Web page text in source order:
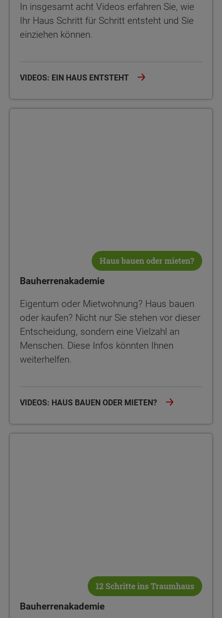
In insgesamt acht Videos erfahren Sie, wie
Ihr Haus Schritt für Schritt entsteht und Sie
einziehen können.
VIDEOS: EIN HAUS ENTSTEHT
Haus bauen oder mieten?
Bauherrenakademie
Eigentum oder Mietwohnung? Haus bauen
oder kaufen? Nicht nur Sie stehen vor dieser
Entscheidung, sondern eine Vielzahl an
Menschen. Diese Infos könnten Ihnen
weiterhelfen.
VIDEOS: HAUS BAUEN ODER MIETEN?
12 Schritte ins Traumhaus
Bauherrenakademie